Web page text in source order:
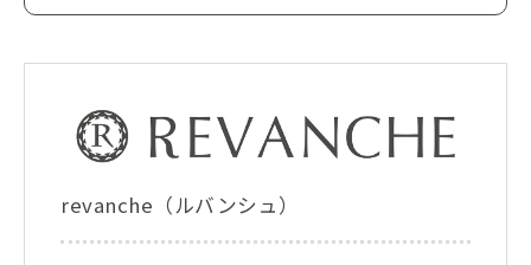
revanche（ルバンシュ）